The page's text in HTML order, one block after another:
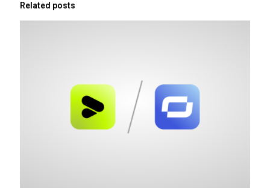
Related posts